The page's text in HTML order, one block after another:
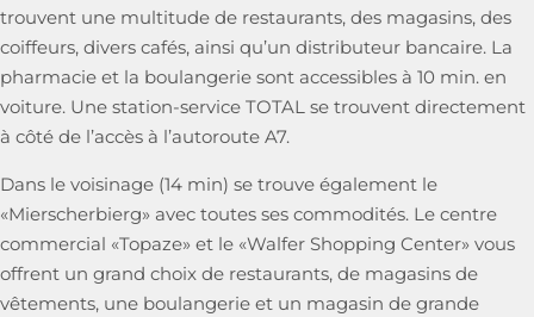
trouvent une multitude de restaurants, des magasins, des
coiffeurs, divers cafés, ainsi qu’un distributeur bancaire. La
pharmacie et la boulangerie sont accessibles à 10 min. en
voiture. Une station-service TOTAL se trouvent directement
à côté de l’accès à l’autoroute A7.
Dans le voisinage (14 min) se trouve également le
«Mierscherbierg» avec toutes ses commodités. Le centre
commercial «Topaze» et le «Walfer Shopping Center» vous
offrent un grand choix de restaurants, de magasins de
vêtements, une boulangerie et un magasin de grande